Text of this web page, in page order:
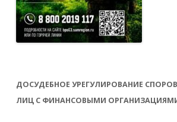
ДОСУДЕБНОЕ УРЕГУЛИРОВАНИЕ
ЛИЦ С ФИНАНСОВЫМИ